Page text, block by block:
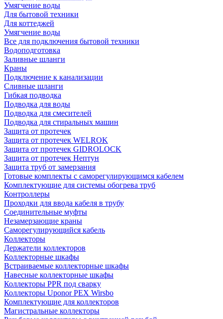
Умягчение воды
Для бытовой техники
Для коттеджей
Умягчение воды
Все для подключения бытовой техники
Водоподготовка
Заливные шланги
Краны
Подключение к канализации
Сливные шланги
Гибкая подводка
Подводка для воды
Подводка для смесителей
Подводка для стиральных машин
Защита от протечек
Защита от протечек WELROK
Защита от протечек GIDROLOCK
Защита от протечек Нептун
Защита труб от замерзания
Готовые комплекты с саморегулирующимся кабелем
Комплектующие для системы обогрева труб
Контроллеры
Проходки для ввода кабеля в трубу
Соединительные муфты
Незамерзающие краны
Саморегулирующийся кабель
Коллекторы
Держатели коллекторов
Коллекторные шкафы
Встраиваемые коллекторные шкафы
Навесные коллекторные шкафы
Коллекторы PPR под сварку
Коллекторы Uponor PEX Wirsbo
Комплектующие для коллекторов
Магистральные коллекторы